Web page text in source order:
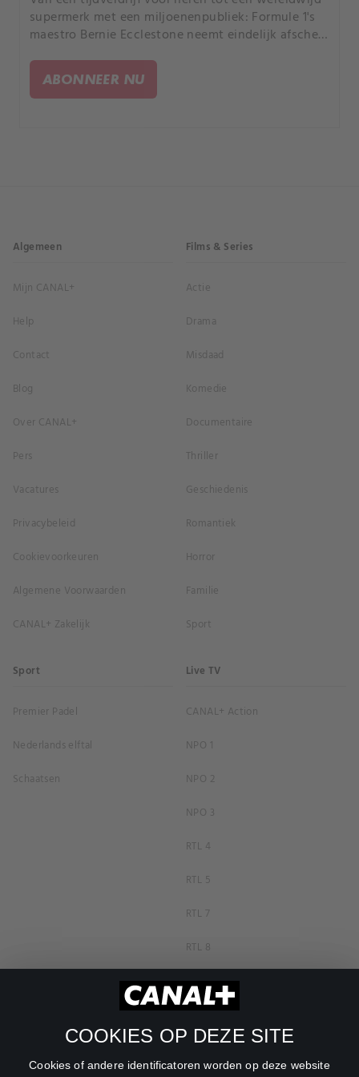
COOKIES OP DEZE SITE
Cookies of andere identificatoren worden op deze website
supermerk met een miljoenenpubliek: Formule 1's
maestro Bernie Ecclestone neemt eindelijk afscheid
ABONNEER NU
Algemeen
Mijn CANAL+
Help
Contact
Blog
Over CANAL+
Pers
Vacatures
Privacybeleid
Cookievoorkeuren
Algemene Voorwaarden
CANAL+ Zakelijk
Films & Series
Actie
Drama
Misdaad
Komedie
Documentaire
Thriller
Geschiedenis
Romantiek
Horror
Familie
Sport
Sport
Premier Padel
Nederlands elftal
Schaatsen
Live TV
CANAL+ Action
NPO 1
NPO 2
NPO 3
RTL 4
RTL 5
RTL 7
RTL 8
RTL Z
SBS6
Net5